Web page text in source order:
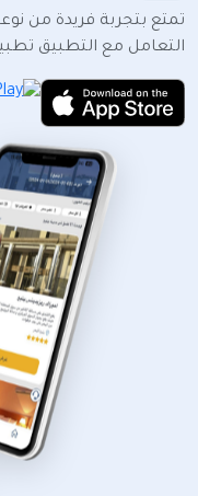
تمتع بتجربة فريدة من
التعامل مع التطبيق